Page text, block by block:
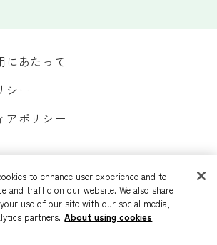
にあたって
シー
アポリシー
メントへの対応方針
to enhance user experience and to
and traffic on our website. We also share
use of our site with our social media,
partners. About using cookies